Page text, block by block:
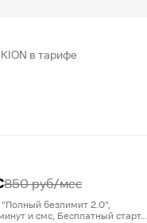
в тарифе
850руб/мес
"Полный безлимит 2.0",
и смс, Бесплатный старт…